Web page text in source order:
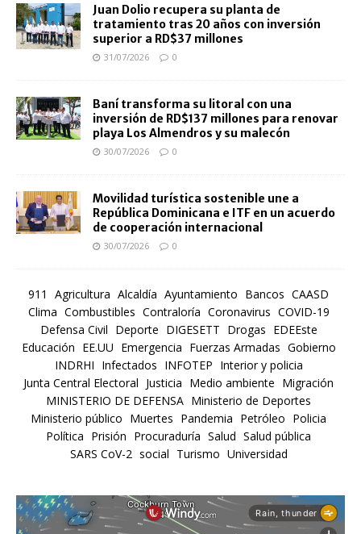
Juan Dolio recupera su planta de
tratamiento tras 20 años con inversión
superior a RD$37 millones
31/07/2026 0
Baní transforma su litoral con una
inversión de RD$137 millones para renovar
playa Los Almendros y su malecón
30/07/2026 0
Movilidad turística sostenible une a
República Dominicana e ITF en un acuerdo
de cooperación internacional
30/07/2026 0
911 Agricultura Alcaldía Ayuntamiento Bancos CAASD
Clima Combustibles Contraloría Coronavirus COVID-19
Defensa Civil Deporte DIGESETT Drogas EDEEste
Educación EE.UU Emergencia Fuerzas Armadas Gobierno
INDRHI Infectados INFOTEP Interior y policia
Junta Central Electoral Justicia Medio ambiente Migración
MINISTERIO DE DEFENSA Ministerio de Deportes
Ministerio público Muertes Pandemia Petróleo Policia
Política Prisión Procuraduría Salud Salud pública
SARS CoV-2 social Turismo Universidad